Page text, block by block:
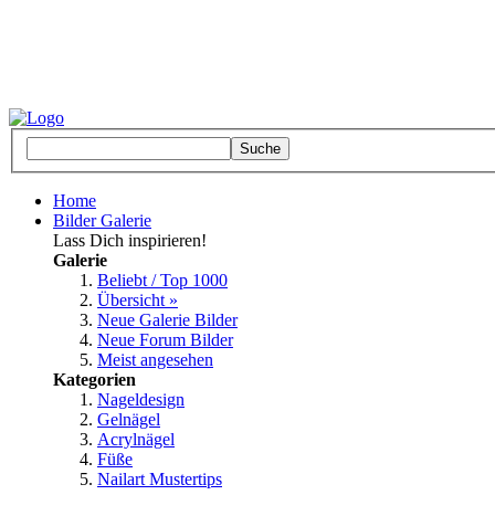
Home
Bilder Galerie
Lass Dich inspirieren!
Galerie
Beliebt / Top 1000
Übersicht »
Neue Galerie Bilder
Neue Forum Bilder
Meist angesehen
Kategorien
Nageldesign
Gelnägel
Acrylnägel
Füße
Nailart Mustertips